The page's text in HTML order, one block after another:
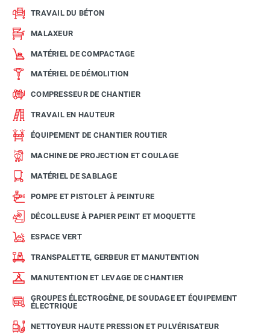
TRAVAIL DU BÉTON
MALAXEUR
MATÉRIEL DE COMPACTAGE
MATÉRIEL DE DÉMOLITION
COMPRESSEUR DE CHANTIER
TRAVAIL EN HAUTEUR
ÉQUIPEMENT DE CHANTIER ROUTIER
MACHINE DE PROJECTION ET COULAGE
MATÉRIEL DE SABLAGE
POMPE ET PISTOLET À PEINTURE
DÉCOLLEUSE À PAPIER PEINT ET MOQUETTE
ESPACE VERT
TRANSPALETTE, GERBEUR ET MANUTENTION
MANUTENTION ET LEVAGE DE CHANTIER
GROUPES ÉLECTROGÈNE, DE SOUDAGE ET ÉQUIPEMENT
ÉLECTRIQUE
NETTOYEUR HAUTE PRESSION ET PULVÉRISATEUR